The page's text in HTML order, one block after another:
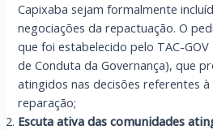
Capixaba sejam formalmente
negociações da repactuação. O
que foi estabelecido pelo TAC-
de Conduta da Governança), que
atingidos nas decisões referentes à
reparação;
Escuta ativa das comunidades